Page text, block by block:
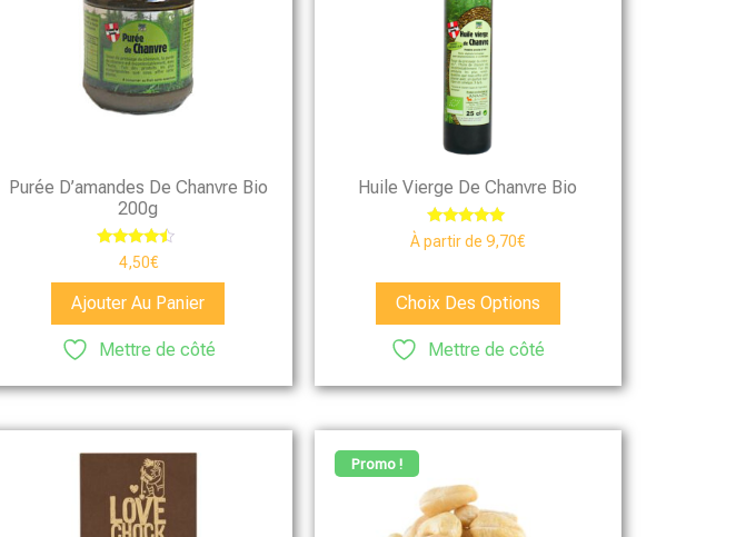
Purée D’amandes De Chanvre Bio
200g
Note
4.25
sur 5
4,50€
Ajouter Au Panier
Mettre de côté
Huile Vierge De Chanvre Bio
Note
5.00
À partir de 9,70€
Choix Des Options
Mettre de côté
Promo !